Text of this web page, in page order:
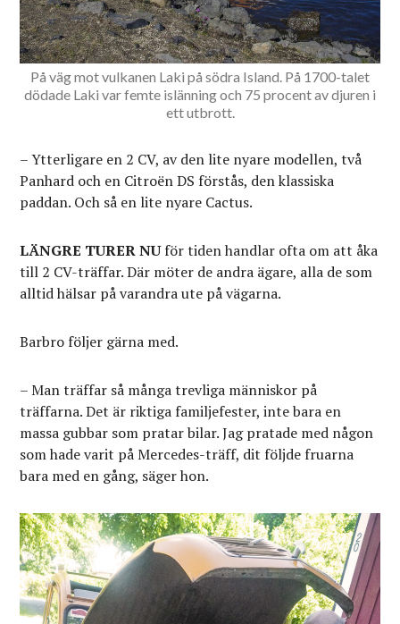
På väg mot vulkanen Laki på södra Island. På 1700-talet
dödade Laki var femte islänning och 75 procent av djuren i
ett utbrott.
– Ytterligare en 2 CV, av den lite nyare modellen, två
Panhard och en Citroën DS förstås, den klassiska
paddan. Och så en lite nyare Cactus.
LÄNGRE TURER NUför tiden handlar ofta om att åka
till 2 CV-träffar. Där möter de andra ägare, alla de som
alltid hälsar på varandra ute på vägarna.
Barbro följer gärna med.
– Man träffar så många trevliga människor på
träffarna. Det är riktiga familjefester, inte bara en
massa gubbar som pratar bilar. Jag pratade med någon
som hade varit på Mercedes-träff, dit följde fruarna
bara med en gång, säger hon.